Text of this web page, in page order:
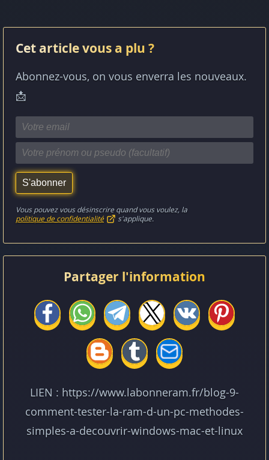
Cet article vous a plu ?
Abonnez-vous, on vous enverra les nouveaux.
📩
Vous pouvez vous désinscrire quand vous voulez, la
politique de confidentialité
s'applique.
Partager l'information
LIEN : https://www.labonneram.fr/blog-9-
comment-tester-la-ram-d-un-pc-methodes-
simples-a-decouvrir-windows-mac-et-linux